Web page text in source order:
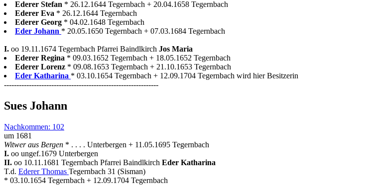
Ederer Stefan * 26.12.1644 Tegernbach + 20.04.1658 Tegernbach
Ederer Eva * 26.12.1644 Tegernbach
Ederer Georg * 04.02.1648 Tegernbach
Eder Johann * 20.05.1650 Tegernbach + 07.03.1684 Tegernbach
I. oo 19.11.1674 Tegernbach Pfarrei Baindlkirch Jos Maria
Ederer Regina * 09.03.1652 Tegernbach + 18.05.1652 Tegernbach
Ederer Lorenz * 09.08.1653 Tegernbach + 21.10.1653 Tegernbach
Eder Katharina * 03.10.1654 Tegernbach + 12.09.1704 Tegernbach wird hier Besitzerin
--------------------------------------------------------------
Sues Johann
Nachkommen: 102
um 1681
Witwer aus Bergen * . . . . Unterbergen + 11.05.1695 Tegernbach
I. oo ungef.1679 Unterbergen
II. oo 10.11.1681 Tegernbach Pfarrei Baindlkirch Eder Katharina
T.d. Ederer Thomas Tegernbach 31 (Sisman)
* 03.10.1654 Tegernbach + 12.09.1704 Tegernbach